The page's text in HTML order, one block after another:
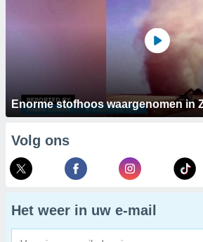
Enorme stofhoos waargenomen in
Volg ons
Het weer in uw e-mail